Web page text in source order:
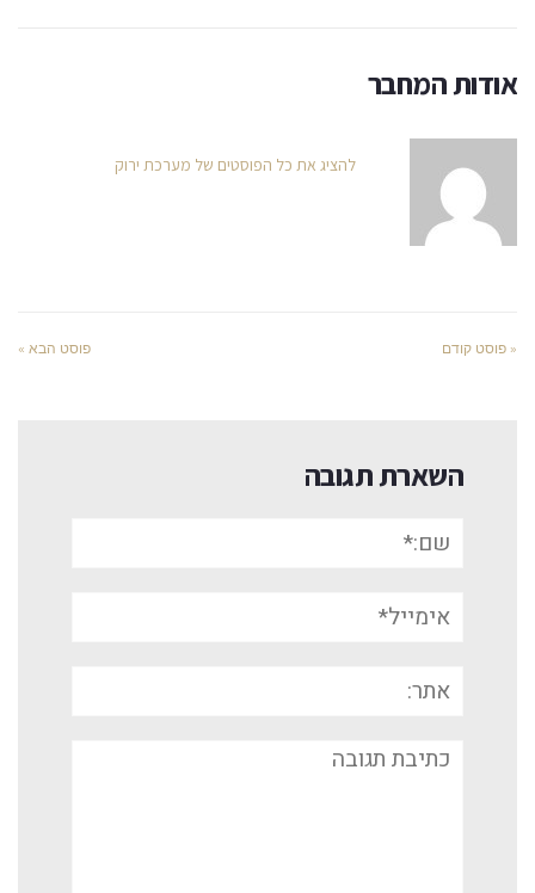
אודות המחבר
להציג את כל הפוסטים של מערכת ירוק
« פוסט קודם פוסט הבא »
השארת תגובה
אימייל*
תגובה